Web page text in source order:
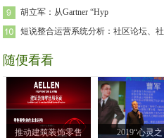
胡立军：从Gartner “Hyp
短说整合运营系统分析：社区论坛、社
随便看看
推动建筑装饰零售 2019“心灵之